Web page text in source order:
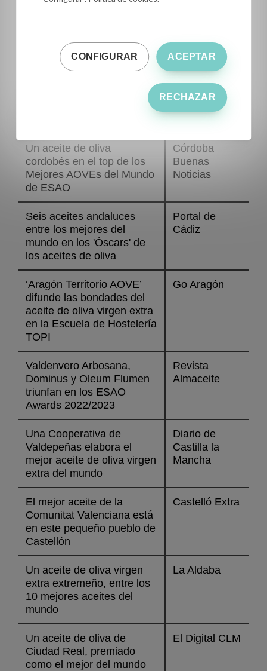
Valenciana se hace en
Nature elegido finalista en
Región Digital
Un aceite de oliva
cordobés en el top de los
Mejores AOVEs del Mundo
de ESAO
Córdoba
Buenas
Noticias
Seis aceites andaluces
entre los mejores del
mundo en los 'Óscars' de
los aceites de oliva
Portal de
Cádiz
‘Aragón Territorio AOVE’
difunde las bondades del
aceite de oliva virgen extra
en la Escuela de Hostelería
TOPI
Go Aragón
Valdenvero Arbosana,
Dominus y Oleum Flumen
triunfan en los ESAO
Awards 2022/2023
Revista
Almaceite
Una Cooperativa de
Valdepeñas elabora el
mejor aceite de oliva virgen
extra del mundo
Diario de
Castilla la
Mancha
El mejor aceite de la
Comunitat Valenciana está
en este pequeño pueblo de
Castellón
Castelló Extra
Un aceite de oliva virgen
extra extremeño, entre los
10 mejores aceites del
mundo
La Aldaba
Un aceite de oliva de
Ciudad Real, premiado
como el mejor del mundo
El Digital CLM
ACEPTAR
CONFIGURAR
RECHAZAR